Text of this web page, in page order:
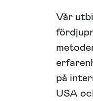
Vår
på
USA